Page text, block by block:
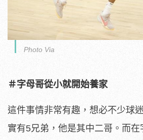
Photo Via
＃字母哥從小就開始養家
這件事情非常有趣，想必不少球
實有5兄弟，他是其中二哥。而